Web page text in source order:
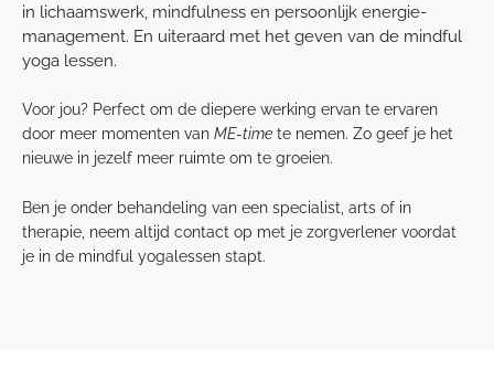
in lichaamswerk, mindfulness en persoonlijk energie-
management. En uiteraard met het geven van de mindful
yoga lessen.
Voor jou? Perfect om de diepere werking ervan te ervaren
door meer momenten van ME-time te nemen. Zo geef je het
nieuwe in jezelf meer ruimte om te groeien.
Ben je onder behandeling van een specialist, arts of in
therapie, neem altijd contact op met je zorgverlener voordat
je in de mindful yogalessen stapt.